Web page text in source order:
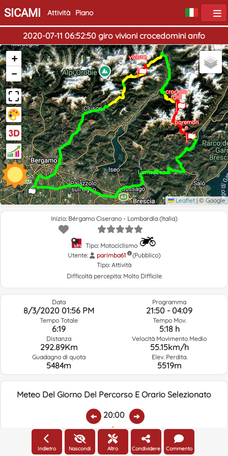
SICAMI Attività Piano
2020-07-11 06:52:50 giro vivioni crocedomini anfo
Inizio
Fine
vivione
crocedo
mini
baremon
e
+
−
Leaflet | © Google
Inizio: Bérgamo Ciserano - Lombardía (Italia)
Tipo: Motociclismo
Utente:
parimba61
(Pubblico)
Tipo: Attività
Difficoltà percepita: Molto Difficile
Data
8/3/2020 01:56 PM
Tempo Totale
6:19
Distanza
292.89Km
Guadagno di quota
5484m
Programma
21:50 - 04:09
Tempo Mov.
5:18 h
Velocità Movimento Medio
55.15km/h
Elev. Perdita.
5519m
Meteo Del Giorno Del Percorso E Orario Selezionato
20:00
Temp.:
21.3ºC 6.2
Umidità Media:
84%
Velocità Vento:
10.9km/h
Indirizzo Vento:
Indietro Nascondi Altro Condividere Commento